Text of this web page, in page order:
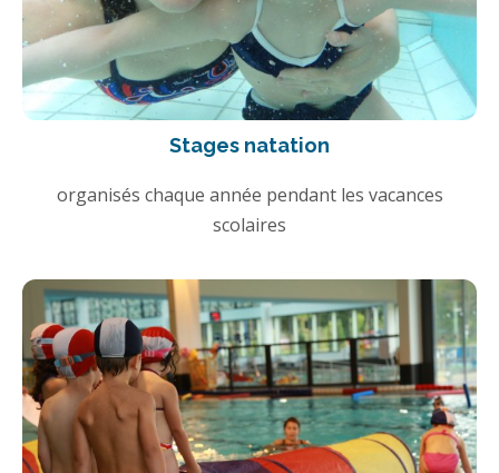
Stages natation
organisés chaque année pendant les vacances
scolaires